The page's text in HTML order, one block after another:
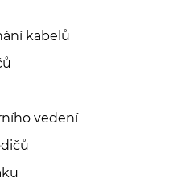
kabelů
vedení